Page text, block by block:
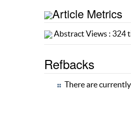
Article Metrics
Abstract Views : 324
Refbacks
There are